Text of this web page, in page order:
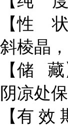
【性
斜棱晶
【储
阴凉处
【有 效